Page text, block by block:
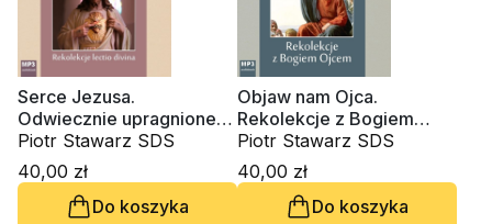
Serce Jezusa.
Odwiecznie upragnione,
lecz wzgardzone, lectio
34 CD-audiobook)
Piotr Stawarz SDS
40,00 zł
Do koszyka
Objaw nam Ojca.
Rekolekcje z Bogiem
Ojcem, lectio 27 (CD-
audiobook)
Piotr Stawarz SDS
40,00 zł
Do koszyka